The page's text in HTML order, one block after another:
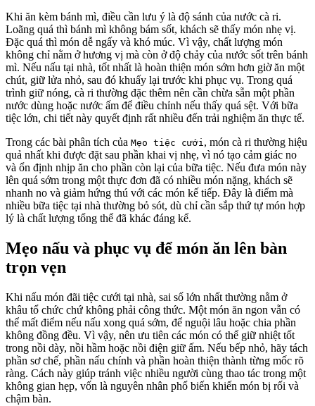
Khi ăn kèm bánh mì, điều cần lưu ý là độ sánh của nước cà ri.
Loãng quá thì bánh mì không bám sốt, khách sẽ thấy món nhẹ vị.
Đặc quá thì món dễ ngấy và khó múc. Vì vậy, chất lượng món
không chỉ nằm ở hương vị mà còn ở độ chảy của nước sốt trên bánh
mì. Nếu nấu tại nhà, tốt nhất là hoàn thiện món sớm hơn giờ ăn một
chút, giữ lửa nhỏ, sau đó khuấy lại trước khi phục vụ. Trong quá
trình giữ nóng, cà ri thường đặc thêm nên cần chừa sẵn một phần
nước dùng hoặc nước ấm để điều chỉnh nếu thấy quá sệt. Với bữa
tiệc lớn, chi tiết này quyết định rất nhiều đến trải nghiệm ăn thực tế.
Trong các bài phân tích của Mẹo tiệc cưới, món cà ri thường hiệu
quả nhất khi được đặt sau phần khai vị nhẹ, vì nó tạo cảm giác no
và ổn định nhịp ăn cho phần còn lại của bữa tiệc. Nếu đưa món này
lên quá sớm trong một thực đơn đã có nhiều món nặng, khách sẽ
nhanh no và giảm hứng thú với các món kế tiếp. Đây là điểm mà
nhiều bữa tiệc tại nhà thường bỏ sót, dù chỉ cần sắp thứ tự món hợp
lý là chất lượng tổng thể đã khác đáng kể.
Mẹo nấu và phục vụ để món ăn lên bàn
trọn vẹn
Khi nấu món đãi tiệc cưới tại nhà, sai số lớn nhất thường nằm ở
khâu tổ chức chứ không phải công thức. Một món ăn ngon vẫn có
thể mất điểm nếu nấu xong quá sớm, để nguội lâu hoặc chia phần
không đồng đều. Vì vậy, nên ưu tiên các món có thể giữ nhiệt tốt
trong nồi dày, nồi hầm hoặc nồi điện giữ ấm. Nếu bếp nhỏ, hãy tách
phần sơ chế, phần nấu chính và phần hoàn thiện thành từng mốc rõ
ràng. Cách này giúp tránh việc nhiều người cùng thao tác trong một
không gian hẹp, vốn là nguyên nhân phổ biến khiến món bị rối và
chậm bàn.